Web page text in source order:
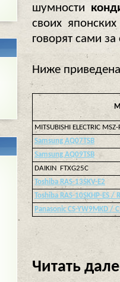
шумности
своих
говорят сами за
Ниже
MITSUBISHI ELECTRIC
Samsung AQ07TSB
Samsung AQ09TSB
DAIKIN FTXG25C
Toshiba RAS-13SKV-E2
Toshiba RAS-10SKHP-ES /
Panasonic CS-YW9MKD /
Читать